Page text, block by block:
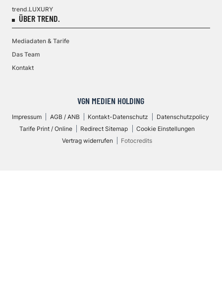
trend.LUXURY
ÜBER TREND.
Mediadaten & Tarife
Das Team
Kontakt
VGN MEDIEN HOLDING
Impressum AGB / ANB Kontakt-Datenschutz
Datenschutzpolicy
Tarife Print / Online
Redirect Sitemap
Cookie Einstellungen
Vertrag widerrufen
Fotocredits